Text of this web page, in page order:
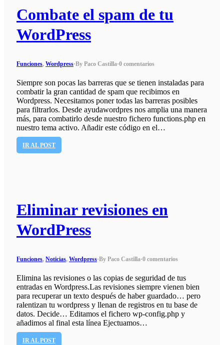
Combate el spam de tu
WordPress
Funciones, Wordpress·By Paco Castilla·0 comentarios
Siempre son pocas las barreras que se tienen instaladas para
combatir la gran cantidad de spam que recibimos en
Wordpress. Necesitamos poner todas las barreras posibles
para filtrarlos. Desde ayudawordpres nos amplia una manera
más, para combatirlo desde nuestro fichero functions.php en
nuestro tema activo. Añadir este código en el…
IR AL POST
Eliminar revisiones en
WordPress
Funciones, Noticias, Wordpress·By Paco Castilla·0 comentarios
Elimina las revisiones o las copias de seguridad de tus
entradas en Wordpress.Las revisiones siempre vienen bien
para recuperar un texto después de haber guardado… pero
ralentizan tu wordpress y llenan de registros en tu base de
datos. Decide… Editamos el fichero wp-config.php y
añadimos al final esta línea Ejectuamos…
IR AL POST